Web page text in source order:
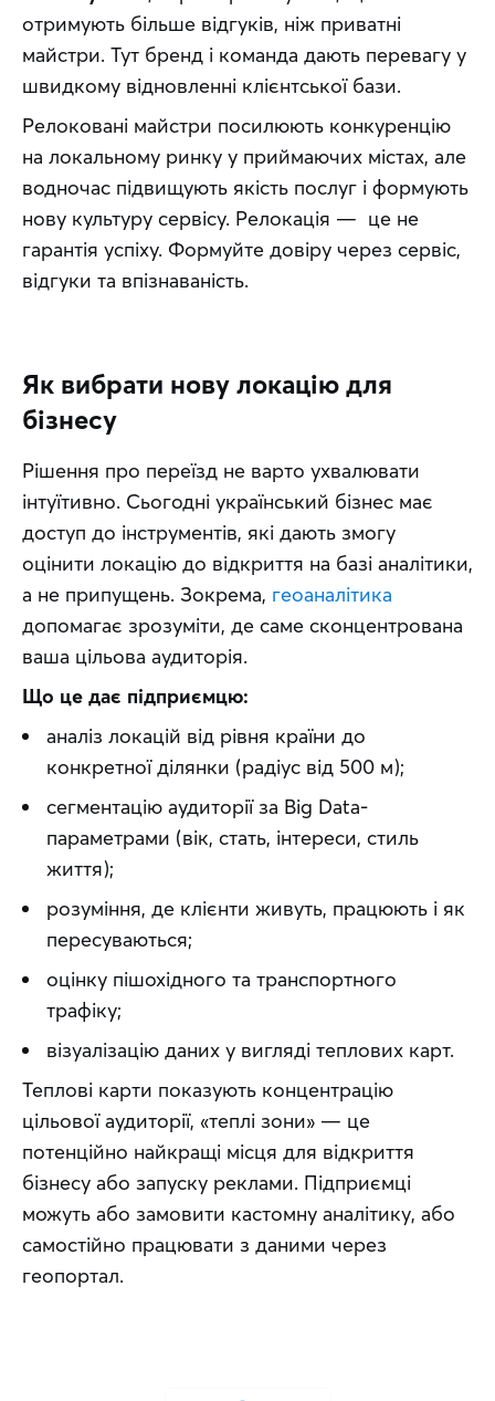
отримують більше відгуків, ніж приватні
майстри. Тут бренд і команда дають перевагу у
швидкому відновленні клієнтської бази.
Релоковані майстри посилюють конкуренцію
на локальному ринку у приймаючих містах, але
водночас підвищують якість послуг і формують
нову культуру сервісу. Релокація —  це не
гарантія успіху. Формуйте довіру через сервіс,
відгуки та впізнаваність.
Як вибрати нову локацію для
бізнесу
Рішення про переїзд не варто ухвалювати
інтуїтивно. Сьогодні український бізнес має
доступ до інструментів, які дають змогу
оцінити локацію до відкриття на базі аналітики,
а не припущень. Зокрема, геоаналітика
допомагає зрозуміти, де саме сконцентрована
ваша цільова аудиторія.
Що це дає підприємцю:
аналіз локацій від рівня країни до
конкретної ділянки (радіус від 500 м);
сегментацію аудиторії за Big Data-
параметрами (вік, стать, інтереси, стиль
життя);
розуміння, де клієнти живуть, працюють і як
пересуваються;
оцінку пішохідного та транспортного
трафіку;
візуалізацію даних у вигляді теплових карт.
Теплові карти показують концентрацію
цільової аудиторії, «теплі зони» — це
потенційно найкращі місця для відкриття
бізнесу або запуску реклами. Підприємці
можуть або замовити кастомну аналітику, або
самостійно працювати з даними через
геопортал.